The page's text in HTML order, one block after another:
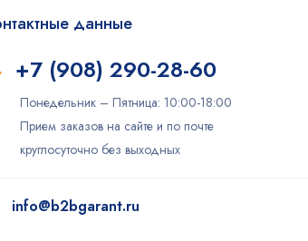
данные
+7 (908) 290-28-60
Понедельник – Пятница: 10:00-18:00
Прием заказов на сайте и по почте
круглосуточно без выходных
info@b2bgarant.ru